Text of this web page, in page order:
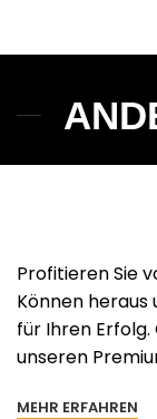
Profitieren Sie
Können heraus
für Ihren
unseren
MEHR ERFAHREN